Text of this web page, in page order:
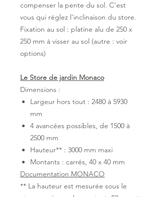
compenser la pente du sol. C’est
vous qui réglez l’inclinaison du store.
Fixation au sol : platine alu de 250 x
250 mm à visser au sol (autre : voir
options)
Le Store de jardin Monaco
Dimensions :
Largeur hors tout : 2480 à 5930
mm
4 avancées possibles, de 1500 à
2500 mm
Hauteur** : 3000 mm maxi
Montants : carrés, 40 x 40 mm
Documentation MONACO
** La hauteur est mesurée sous le